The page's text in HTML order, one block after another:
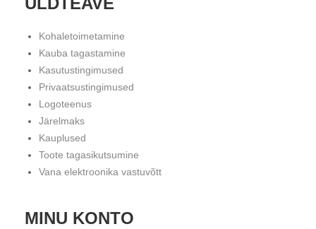
Kohaletoimetamine
Kauba tagastamine
Kasutustingimused
Privaatsustingimused
Logoteenus
Järelmaks
Kauplused
Toote tagasikutsumine
Vana elektroonika vastuvõtt
MINU KONTO